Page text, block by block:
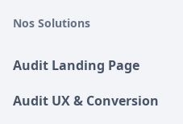
Nos Solutions
Audit Landing Page
Audit UX & Conversion